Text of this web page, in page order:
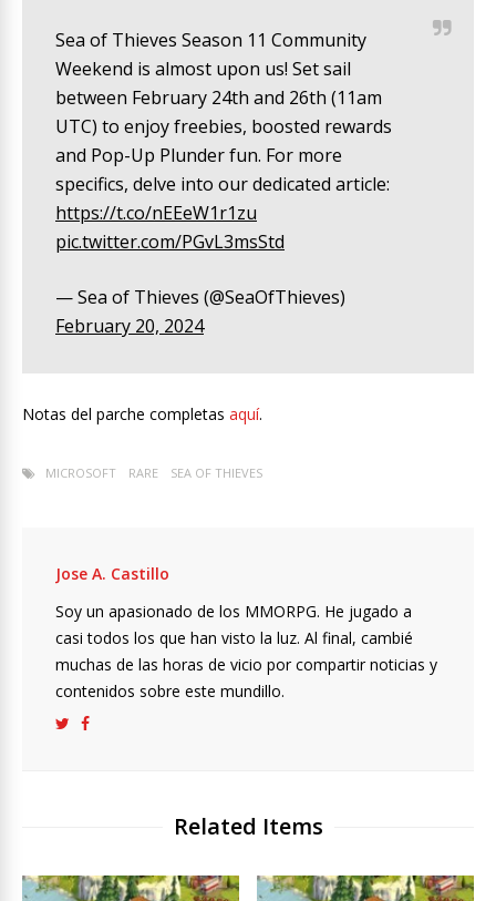
Sea of Thieves Season 11 Community
Weekend is almost upon us! Set sail
between February 24th and 26th (11am
UTC) to enjoy freebies, boosted rewards
and Pop-Up Plunder fun. For more
specifics, delve into our dedicated article:
https://t.co/nEEeW1r1zu
pic.twitter.com/PGvL3msStd
— Sea of Thieves (@SeaOfThieves)
February 20, 2024
Notas del parche completas aquí.
MICROSOFT RARE SEA OF THIEVES
Jose A. Castillo
Soy un apasionado de los MMORPG. He jugado a
casi todos los que han visto la luz. Al final, cambié
muchas de las horas de vicio por compartir noticias y
contenidos sobre este mundillo.
Related Items